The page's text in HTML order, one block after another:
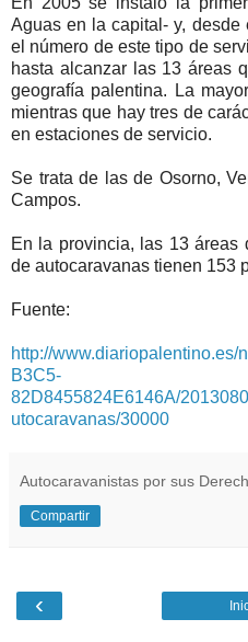
Aguas en la capital- y, desde
el número de este tipo de
hasta alcanzar las 13 áreas
geografía palentina. La
mientras que hay tres de
en estaciones de servicio.
Se trata de las de Osorno,
Campos.
En la provincia, las 13 áreas
de autocaravanas tienen 153
Fuente:
http://
B3C5-
82D8455824E6146A/
utocaravanas/30000
Autocaravanistas por sus
Compartir
‹